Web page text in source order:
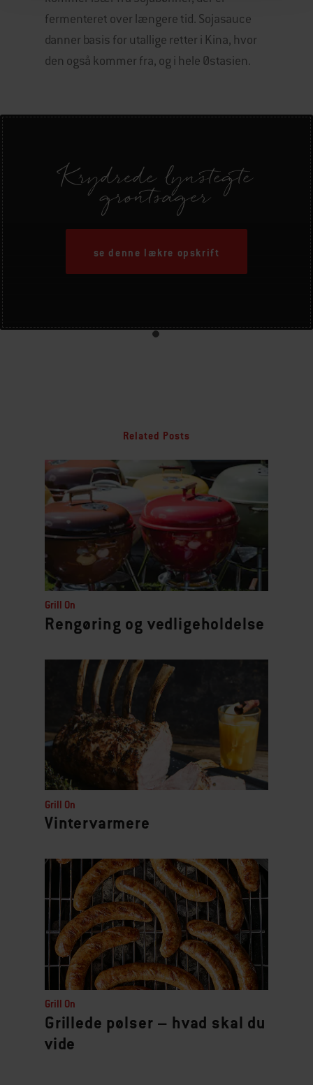
fermenteret over længere tid. Sojasauce
danner basis for utallige retter i Kina, hvor
den også kommer fra, og i hele Østasien.
Krydrede lynstegte
grøntsager
se denne lækre opskrift
Related Posts
Grill On
Rengøring og vedligeholdelse
Grill On
Vintervarmere
Grill On
Grillede pølser – hvad skal du
vide